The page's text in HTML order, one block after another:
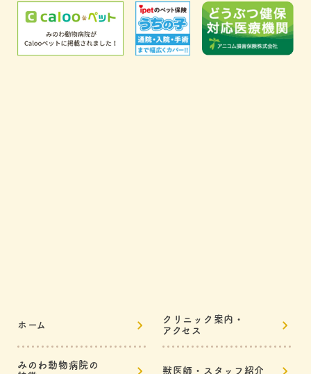
ホーム
クリニック案内・
アクセス
みのわ動物病院の
獣医師・スタッフ紹介